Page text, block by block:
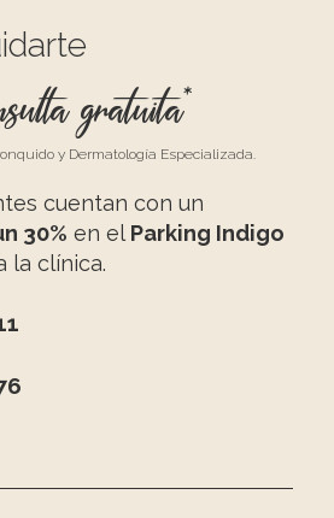
gratuita*
y Dermatología Especializada.
cuentan con un
30% en elParking Indigo
la clínica.